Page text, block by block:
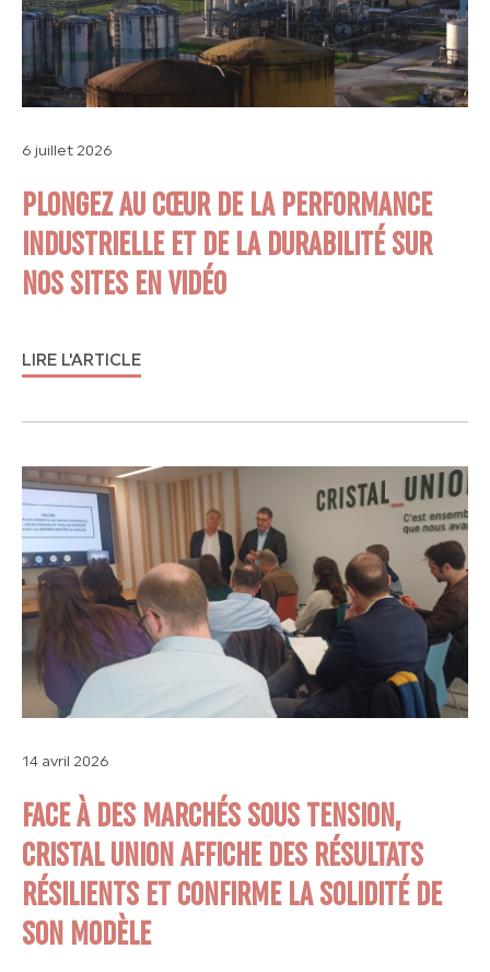
6 juillet 2026
PLONGEZ AU CŒUR DE LA PERFORMANCE
INDUSTRIELLE ET DE LA DURABILITÉ SUR
NOS SITES EN VIDÉO
LIRE L'ARTICLE
14 avril 2026
FACE À DES MARCHÉS SOUS TENSION,
CRISTAL UNION AFFICHE DES RÉSULTATS
RÉSILIENTS ET CONFIRME LA SOLIDITÉ DE
SON MODÈLE